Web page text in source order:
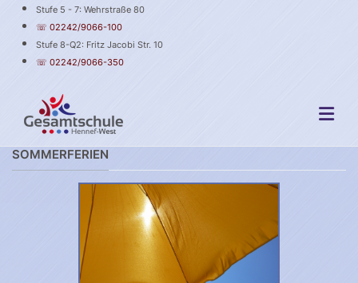
Stufe 5 - 7: Wehrstraße 80
☏ 02242/9066-100
Stufe 8-Q2: Fritz Jacobi Str. 10
☏ 02242/9066-350
SOMMERFERIEN